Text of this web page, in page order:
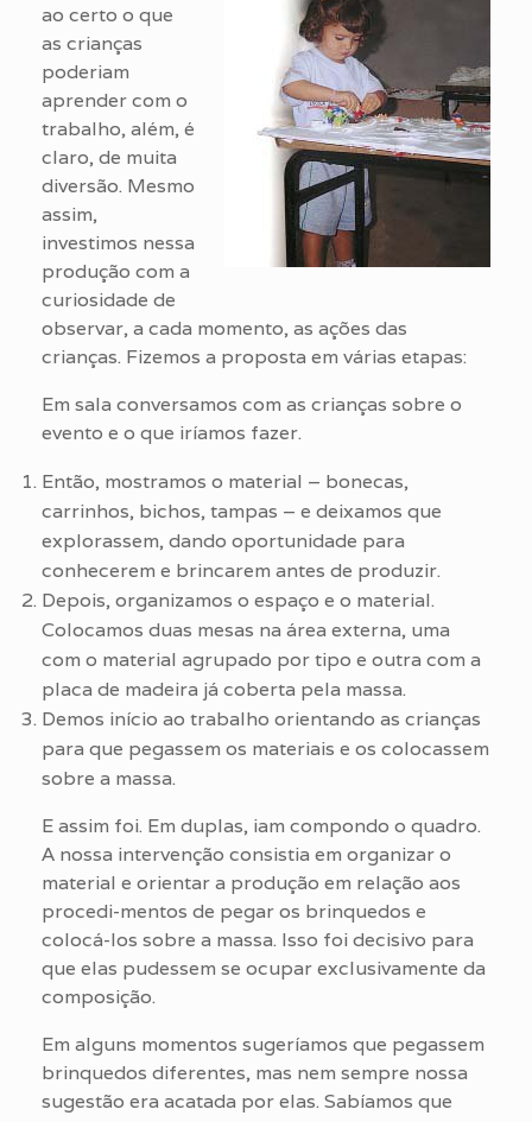
ao certo o que
as crianças
poderiam
aprender com o
trabalho, além, é
claro, de muita
diversão. Mesmo
assim,
investimos nessa
produção com a
curiosidade de
observar, a cada momento, as ações das
crianças. Fizemos a proposta em várias etapas:
Em sala conversamos com as crianças sobre o
evento e o que iríamos fazer.
Então, mostramos o material – bonecas,
carrinhos, bichos, tampas – e deixamos que
explorassem, dando oportunidade para
conhecerem e brincarem antes de produzir.
Depois, organizamos o espaço e o material.
Colocamos duas mesas na área externa, uma
com o material agrupado por tipo e outra com a
placa de madeira já coberta pela massa.
Demos início ao trabalho orientando as crianças
para que pegassem os materiais e os colocassem
sobre a massa.
E assim foi. Em duplas, iam compondo o quadro.
A nossa intervenção consistia em organizar o
material e orientar a produção em relação aos
procedi-mentos de pegar os brinquedos e
colocá-los sobre a massa. Isso foi decisivo para
que elas pudessem se ocupar exclusivamente da
composição.
Em alguns momentos sugeríamos que pegassem
brinquedos diferentes, mas nem sempre nossa
sugestão era acatada por elas. Sabíamos que